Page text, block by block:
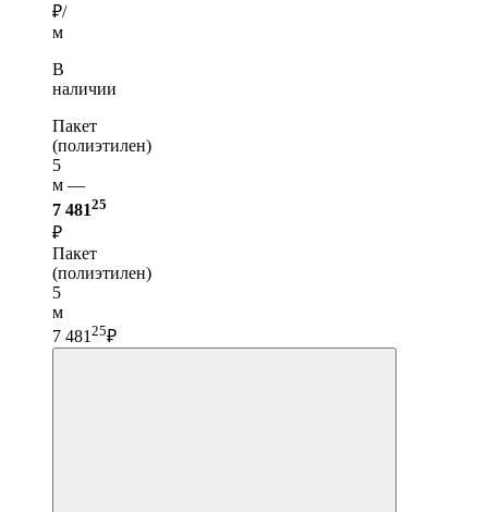
₽/
м
В
наличии
Пакет
(полиэтилен)
5
м —
7 48125
₽
Пакет
(полиэтилен)
5
м
7 481 25₽